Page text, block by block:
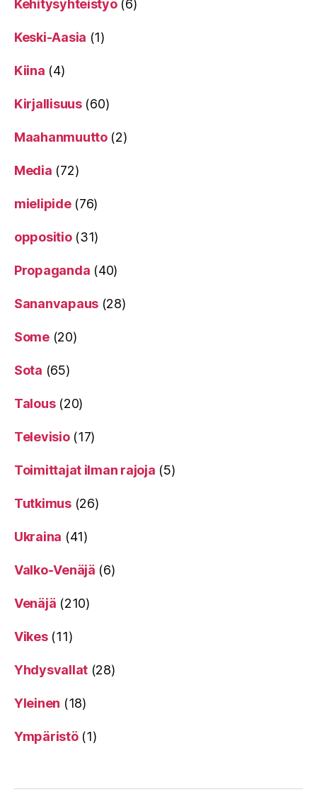
Kehitysyhteistyö(6)
Keski-Aasia (1)
Kiina (4)
Kirjallisuus(60)
Maahanmuutto(2)
Media (72)
mielipide(76)
oppositio(31)
Propaganda (40)
Sananvapaus (28)
Some(20)
Sota (65)
Talous(20)
Televisio(17)
Toimittajat ilman rajoja (5)
Tutkimus(26)
Ukraina (41)
Valko-Venäjä (6)
Venäjä (210)
Vikes(11)
Yhdysvallat (28)
Yleinen (18)
Ympäristö(1)